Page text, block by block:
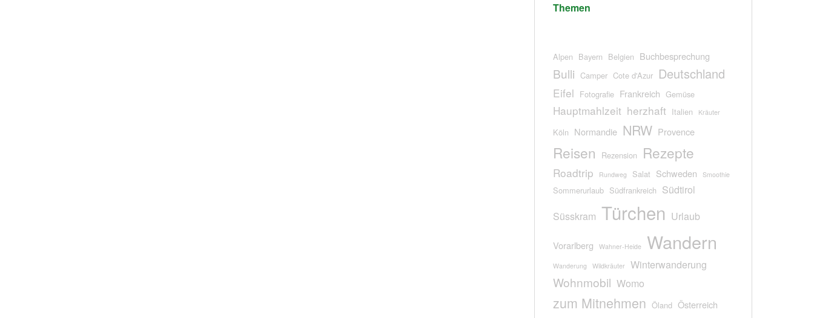
Themen
Alpen Bayern Belgien Buchbesprechung
Bulli Camper Cote d'Azur Deutschland
Eifel Fotografie Frankreich Gemüse
Hauptmahlzeit herzhaft Italien Kräuter
Köln Normandie NRW Provence
Reisen Rezension Rezepte
Roadtrip Rundweg Salat Schweden Smoothie
Sommerurlaub Südfrankreich Südtirol
Süsskram Türchen Urlaub
Vorarlberg Wahner-Heide Wandern
Wanderung Wildkräuter Winterwanderung
Wohnmobil Womo
zum Mitnehmen Öland Österreich